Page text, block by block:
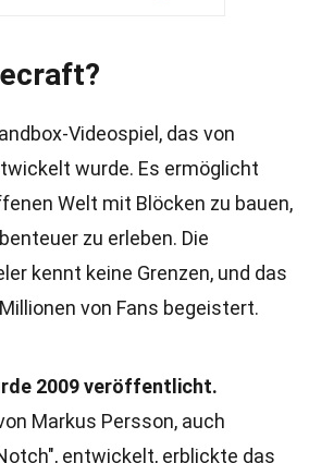
Videospiel, das von
wurde. Es ermöglicht
Welt mit Blöcken zu bauen,
zu erleben. Die
kennt keine Grenzen, und das
von Fans begeistert.
2009 veröffentlicht.
Markus Persson, auch
entwickelt, erblickte das